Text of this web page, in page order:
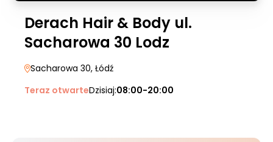
Derach Hair & Body ul.
Sacharowa 30 Lodz
Sacharowa 30, Łódź
Teraz otwarteDzisiaj:08:00-20:00